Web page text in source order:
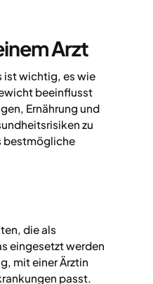
Arzt
ist wichtig, es wie
beeinflusst
Ernährung und
zu
bestmögliche
die als
eingesetzt werden
mit einer Ärztin
passt.